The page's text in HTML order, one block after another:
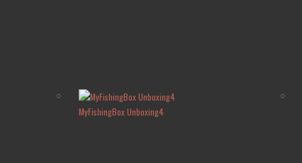
MyFishingBox Unboxing4